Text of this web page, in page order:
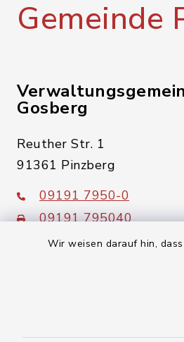
Wir weisen darauf hin,
Gemeinde
Gosberg
Reuther Str. 1
91361 Pinzberg
09191 7950-0
09191 795040
poststelle@vg-